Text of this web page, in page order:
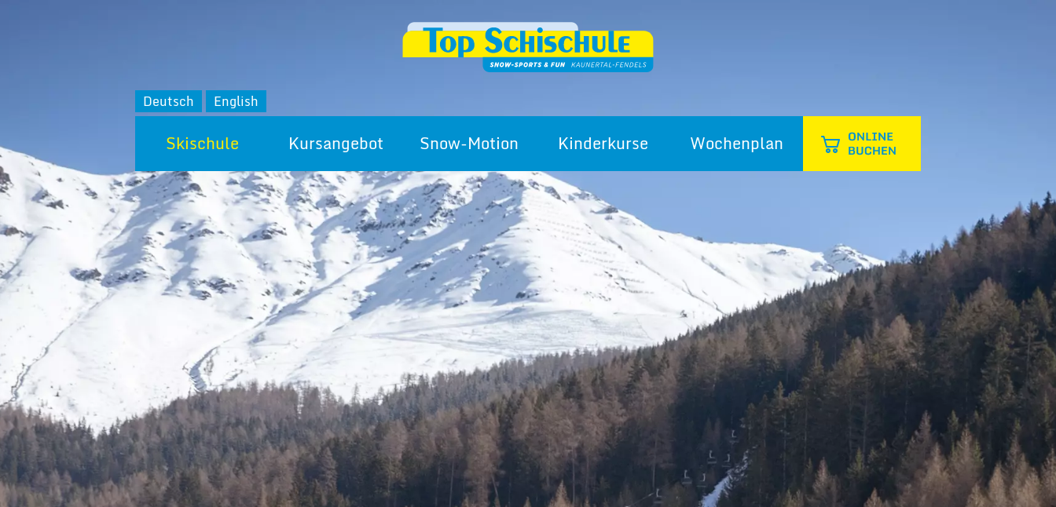
Deutsch English
Skischule Kursangebot Snow-Motion Kinderkurse Wochenplan